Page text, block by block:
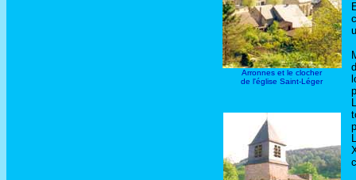
Arronnes et le clocher
de l'église Saint-Léger